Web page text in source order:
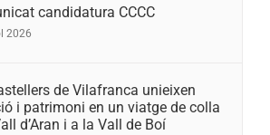
candidatura CCCC
2026
de Vilafranca unieixen
i patrimoni en un viatge de colla
d’Aran i a la Vall de Boí